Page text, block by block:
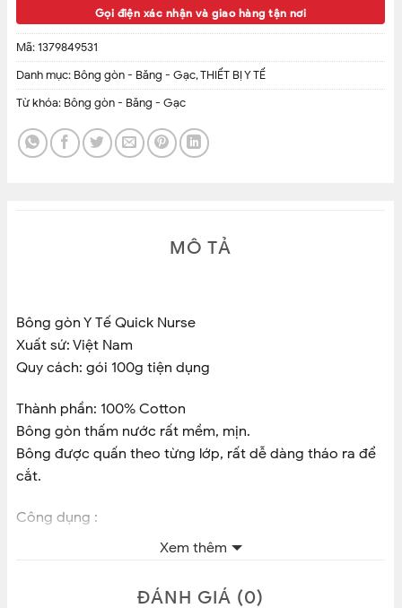
Hướng dẫn sử dụng
Phải tiệt trùng đối với điều trị, phẫu thuật đặc biệt.
Hướng dẫn bả
Gọi điện xác nhận và giao hàng tận nơi
Mã:1379849531
Danh mục: Bông gòn - Băng - Gạc,THIẾT BỊ Y TẾ
Từ khóa: Bông gòn - Băng - Gạc
MÔ TẢ
Bông gòn Y Tế Quick Nurse
Xuất sứ: Việt Nam
Quy cách: gói 100g tiện dụng
Thành phần: 100% Cotton
Bông gòn thấm nước rất mềm, mịn.
Bông được quấn theo từng lớp, rất dễ dàng tháo ra để
cắt.
Công dụng :
– Vệ sinh cá nhân, vệ sinh vết thương , bịt tai cho mẹ
– Dùng sát trùng khi tiêm, lau rửa vết thương và thấm
Xem thêm
ĐÁNH GIÁ (0)